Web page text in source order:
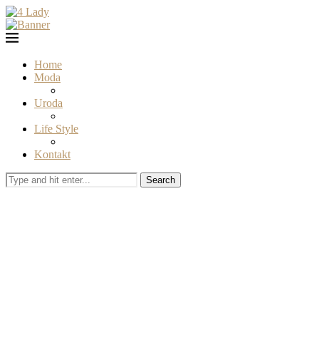
Home
Moda
Uroda
Life Style
Kontakt
Search